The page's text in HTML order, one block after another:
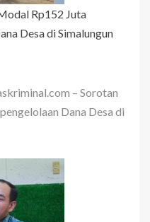
Rp152 Juta
Desa di Simalungun
– Sorotan
Dana Desa di